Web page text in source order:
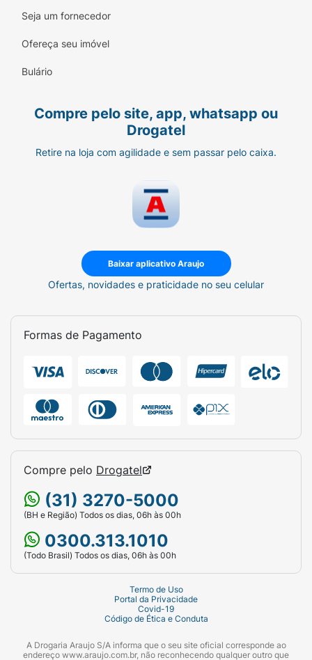
Seja um fornecedor
Ofereça seu imóvel
Bulário
Compre pelo site, app, whatsapp ou
Drogatel
Retire na loja com agilidade e sem passar pelo caixa.
Baixar aplicativo Araujo
Ofertas, novidades e praticidade no seu celular
Formas de Pagamento
Compre pelo Drogatel
(31) 3270-5000
(BH e Região) Todos os dias, 06h às 00h
0300.313.1010
(Todo Brasil) Todos os dias, 06h às 00h
Termo de Uso
Portal da Privacidade
Covid-19
Código de Ética e Conduta
A Drogaria Araujo S/A informa que o seu site oficial corresponde ao
endereço www.araujo.com.br, não reconhecendo qualquer outro que